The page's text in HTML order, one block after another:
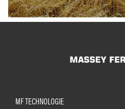
MF TECHNOLOGIE